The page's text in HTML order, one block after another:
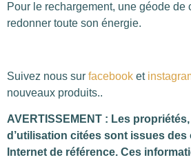
Pour le rechargement, une géode de
redonner toute son énergie.
Suivez nous sur facebook et
nouveaux produits..
AVERTISSEMENT : Les
d’utilisation citées sont issues
Internet de référence. Ces